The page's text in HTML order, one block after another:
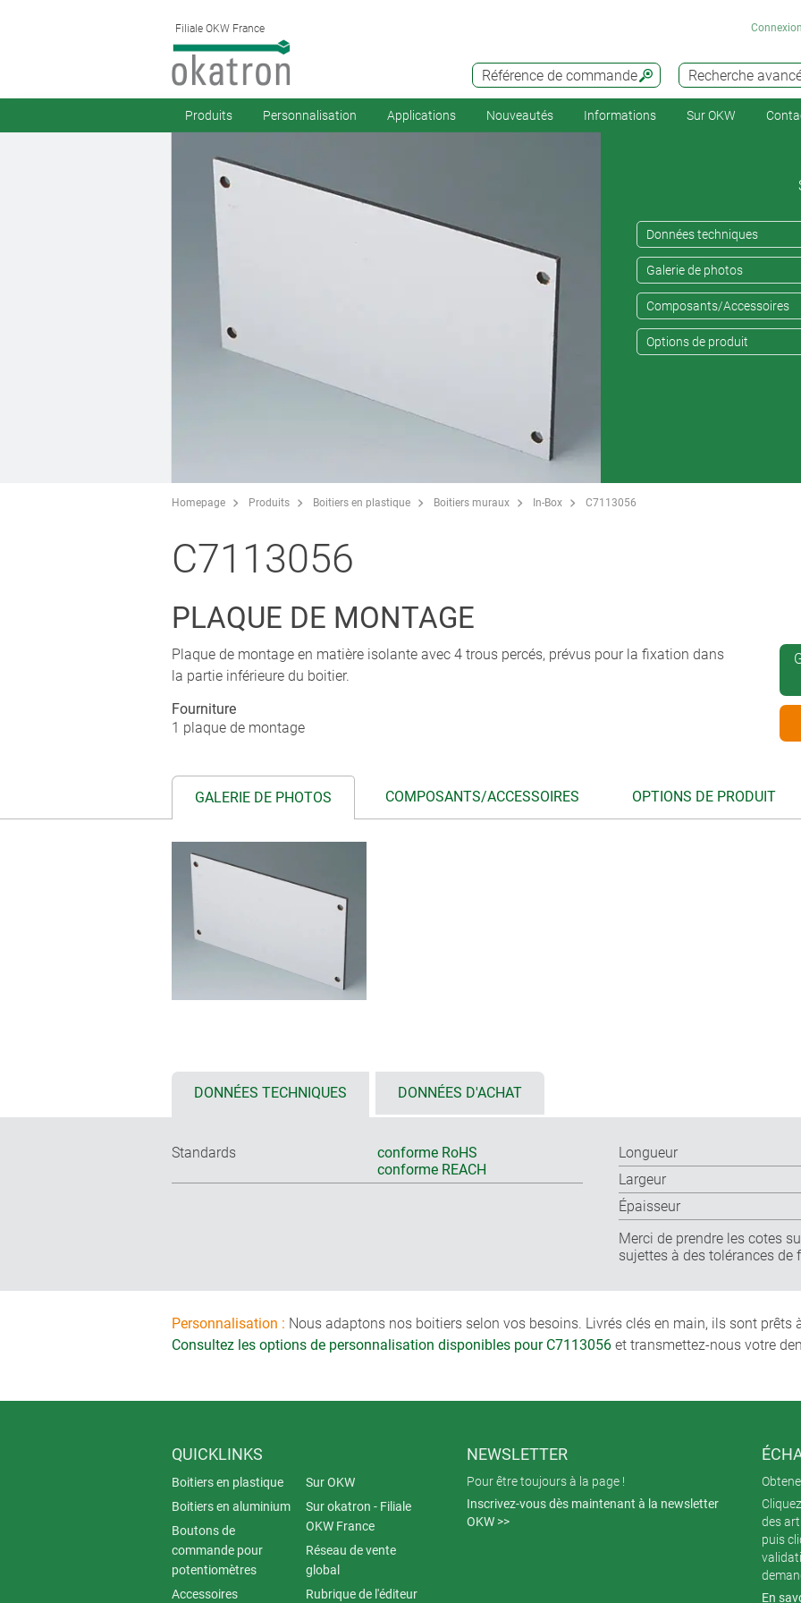
Filiale OKW France
Recherche
Référence de commande
Connexion
Produits Personnalisation Applications Nouveautés Informations Sur OKW
Données techniques
Galerie de photos
Composants/Accessoires
Options de produit
Homepage Produits Boitiers en plastique Boitiers muraux In-Box C7113056
C7113056
PLAQUE DE MONTAGE
Plaque de montage en matière isolante avec 4 trous percés, prévus pour la fixation dans
la partie inférieure du boitier.
Fourniture
1 plaque de montage
GALERIE DE PHOTOS COMPOSANTS/ACCESSOIRES OPTIONS DE PRODUIT
DONNÉES TECHNIQUES DONNÉES D'ACHAT
Standards
conforme RoHS
conforme REACH
Longueur
Largeur
Épaisseur
Merci de prendre les cotes
sujettes à des tolérances
Personnalisation : Nous adaptons nos boitiers selon vos besoins. Livrés clés en main, ils sont prêts
Consultez les options de personnalisation disponibles pour C7113056 et transmettez-nous votre
QUICKLINKS
Boitiers en plastique
Boitiers en aluminium
Boutons de
commande pour
potentiomètres
Accessoires
Sur OKW
Sur okatron - Filiale
OKW France
Réseau de vente
global
Rubrique de l'éditeur
NEWSLETTER
Pour être toujours à la page !
Inscrivez-vous dès maintenant à la newsletter
OKW >>
des
puis
En